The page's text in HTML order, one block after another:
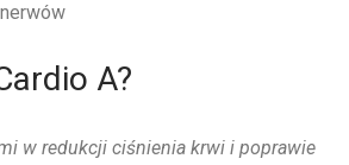
A?
w redukcji ciśnienia krwi i poprawie